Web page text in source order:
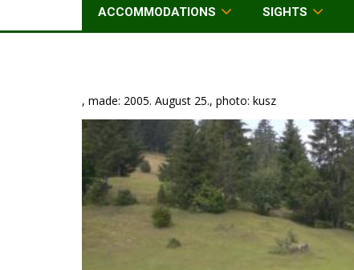
ACCOMMODATIONS SIGHTS
, made: 2005. August 25., photo: kusz